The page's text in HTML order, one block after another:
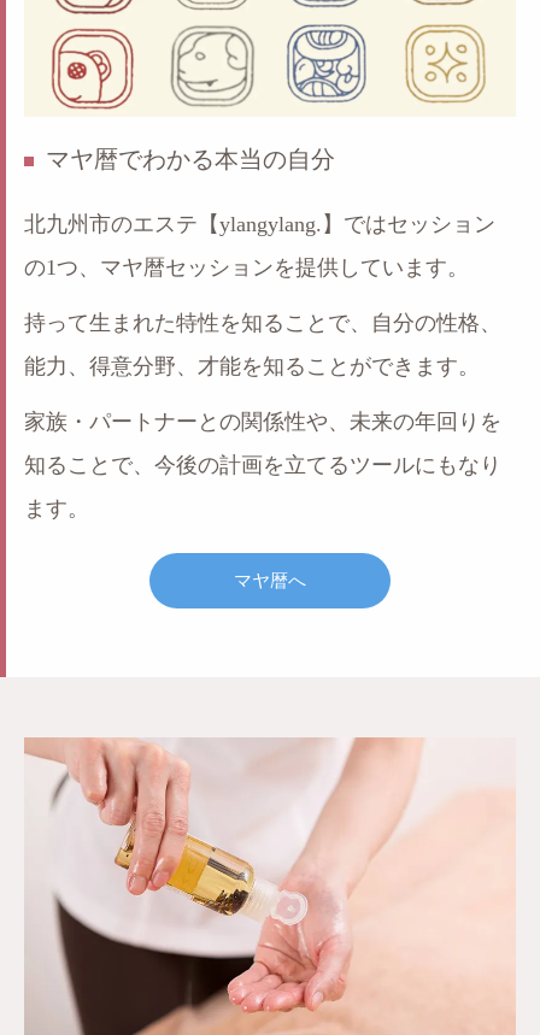
マヤ暦でわかる本当の自分
北九州市のエステ【ylangylang.】ではセッション
の1つ、マヤ暦セッションを提供しています。
持って生まれた特性を知ることで、自分の性格、
能力、得意分野、才能を知ることができます。
家族・パートナーとの関係性や、未来の年回りを
知ることで、今後の計画を立てるツールにもなり
ます。
マヤ暦へ